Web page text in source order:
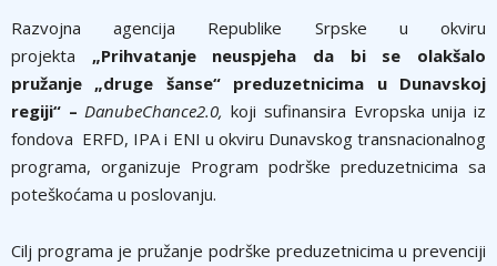
Razvojna agencija Republike Srpske u okviru
projekta „Prihvatanje neuspjeha da bi se olakšalo
pružanje „druge šanse“ preduzetnicima u Dunavskoj
regiji“ –DanubeChance2.0, koji sufinansira Evropska unija iz
fondova ERFD, IPA i ENI u okviru Dunavskog transnacionalnog
programa, organizuje Program podrške preduzetnicima sa
poteškoćama u poslovanju.
Cilj programa je pružanje podrške preduzetnicima u prevenciji